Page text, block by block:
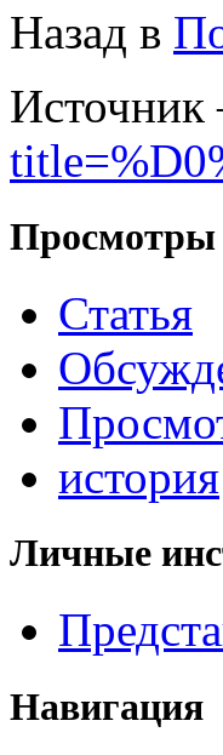
Назад в
Просмотры
Статья
история
Личные
Навигация